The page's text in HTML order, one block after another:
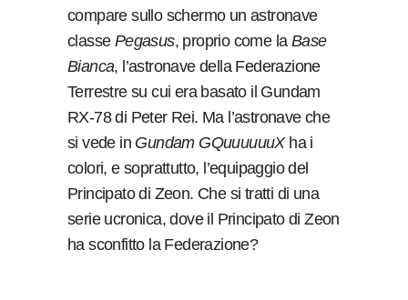
compare sullo schermo un astronave
classe Pegasus, proprio come la Base
Bianca, l’astronave della Federazione
Terrestre su cui era basato il Gundam
RX-78 di Peter Rei. Ma l’astronave che
si vede in Gundam GQuuuuuuX ha i
colori, e soprattutto, l’equipaggio del
Principato di Zeon. Che si tratti di una
serie ucronica, dove il Principato di Zeon
ha sconfitto la Federazione?